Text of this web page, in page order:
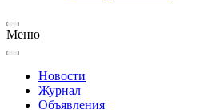
Меню
Новости
Журнал
Объявления